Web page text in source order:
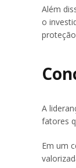
Além
o
A
fatores
Em um